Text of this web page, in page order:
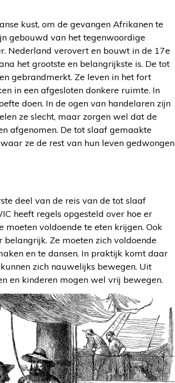
kust, om de gevangen Afrikanen te
gebouwd van het tegenwoordige
Nederland verovert en bouwt in de 17e
het grootste en belangrijkste is. De tot
gebrandmerkt. Ze leven in het fort
in een afgesloten donkere ruimte. In
doen. In de ogen van handelaren zijn
ze slecht, maar zorgen wel dat de
afgenomen. De tot slaaf gemaakte
ze de rest van hun leven gedwongen
deel van de reis van de tot slaaf
heeft regels opgesteld over hoe er
voldoende te eten krijgen. Ook
Ze moeten zich voldoende
en te dansen. In praktijk komt daar
zich nauwelijks bewegen. Uit
en kinderen mogen wel vrij bewegen.